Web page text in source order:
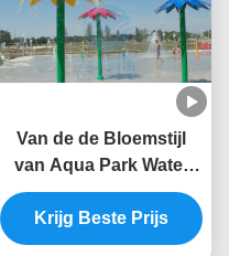
Van de de Bloemstijl
van Aqua Park Water
Splash Pad de
Kleurrijke Fontein van
het het Waterpark 3.0m
Krijg Beste Prijs